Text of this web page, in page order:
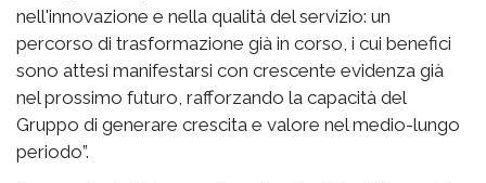
nell'innovazione e nella qualità del servizio: un
percorso di trasformazione già in corso, i cui benefici
sono attesi manifestarsi con crescente evidenza già
nel prossimo futuro, rafforzando la capacità del
Gruppo di generare crescita e valore nel medio-lungo
periodo”.